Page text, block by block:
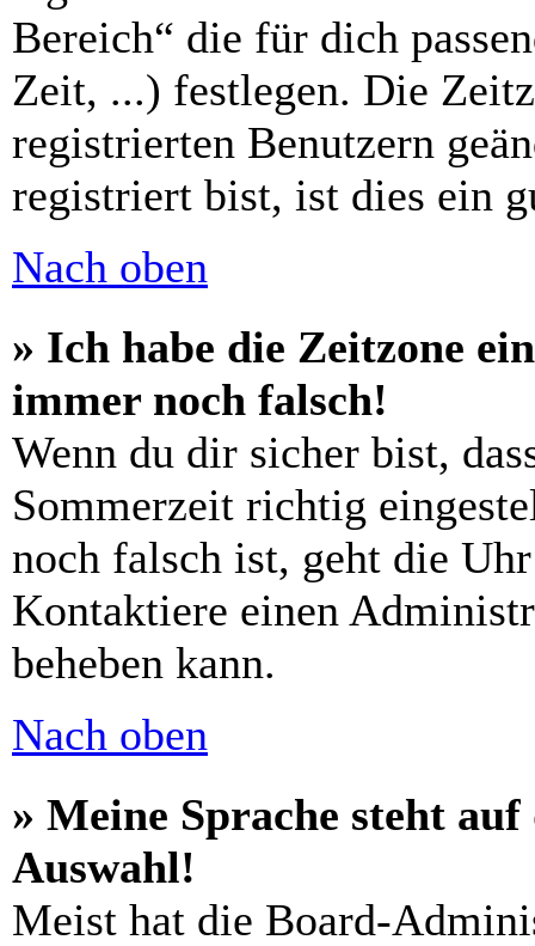
Bereich“ die für dich
Zeit, ...) festlegen. Die
registrierten Benutzern
registriert bist, ist dies ein
Nach oben
» Ich habe die Zeitzone
immer noch falsch!
Wenn du dir sicher bist,
Sommerzeit richtig
noch falsch ist, geht die
Kontaktiere einen
beheben kann.
Nach oben
» Meine Sprache steht
Auswahl!
Meist hat die Board-